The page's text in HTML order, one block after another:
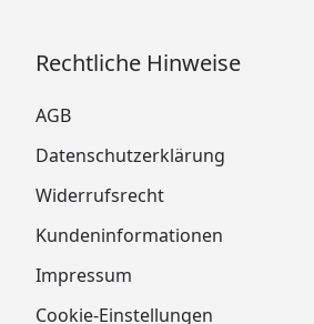
Rechtliche Hinweise
AGB
Datenschutzerklärung
Widerrufsrecht
Kundeninformationen
Impressum
Cookie-Einstellungen